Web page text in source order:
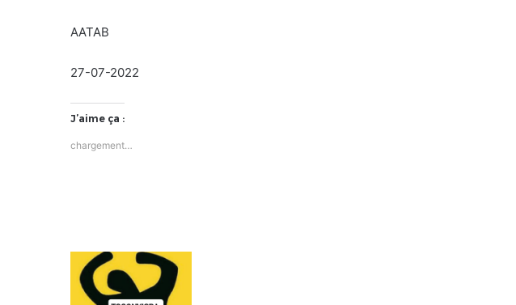
AATAB
27-07-2022
J’aime ça :
chargement…